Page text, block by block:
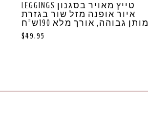
LEGGINGS טייץ מאויר בסגנון
איור אופנה מזל שור בגזרת
מותן גבוהה, אורך מלא 190ש”ח
$49.95